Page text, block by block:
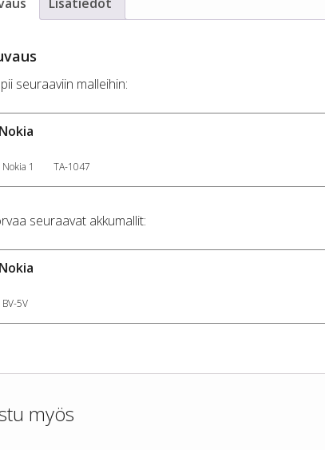
seuraaviin malleihin:
Nokia 1 TA-1047
seuraavat akkumallit:
BV-5V
myös